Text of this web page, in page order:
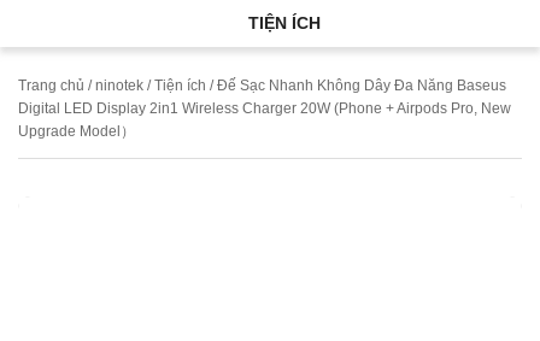
TIỆN ÍCH
Trang chủ /ninotek /Tiện ích / Đế Sạc Nhanh Không Dây Đa Năng Baseus
Digital LED Display 2in1 Wireless Charger 20W (Phone + Airpods Pro, New
Upgrade Model）